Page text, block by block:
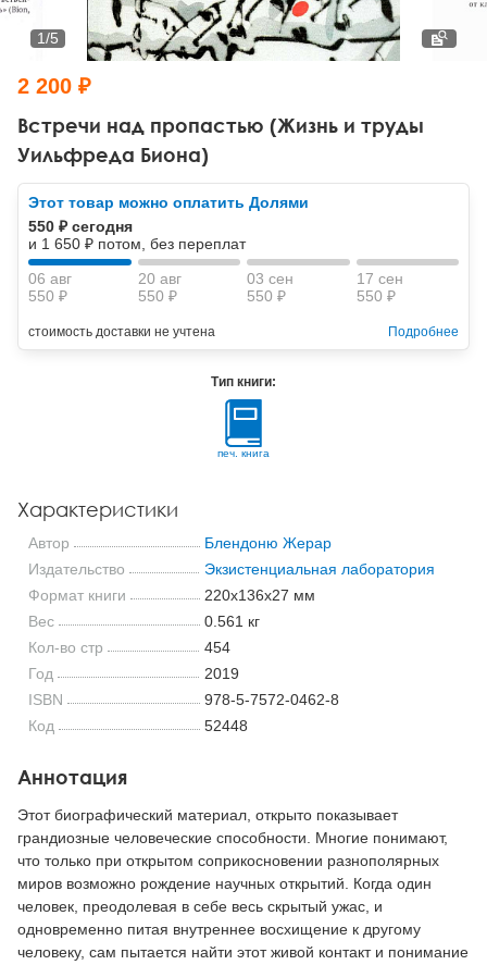
Тревожные расстройства, панические атаки
Психодрама
Другие направления психотерапии
Классический, эриксоновский гипноз и НЛП
НЛП
Психология труда и эргономика
Социальная психология
Социальная и организационная психология
Классический и юнгианский психоанализ
Встречи над пропастью (Жизнь и труды
Уильфреда Биона)
1/5
2 200 ₽
Этот товар можно оплатить Долями
550 ₽ сегодня
и 1 650 ₽ потом, без переплат
06 авг
550 ₽
20 авг
550 ₽
03 сен
550 ₽
17 сен
550 ₽
стоимость доставки не учтена Подробнее
Тип книги:
печ. книга
Характеристики
Автор
Блендоню Жерар
Издательство
Экзистенциальная лаборатория
Формат книги
220x136x27 мм
Вес
0.561 кг
Кол-во стр
454
Год
2019
ISBN
978-5-7572-0462-8
Код
52448
Аннотация
Этот биографический материал, открыто показывает
грандиозные человеческие способности. Многие понимают,
что только при открытом соприкосновении разнополярных
миров возможно рождение научных открытий. Когда один
человек, преодолевая в себе весь скрытый ужас, и
одновременно питая внутреннее восхищение к другому
человеку, сам пытается найти этот живой контакт и понимание